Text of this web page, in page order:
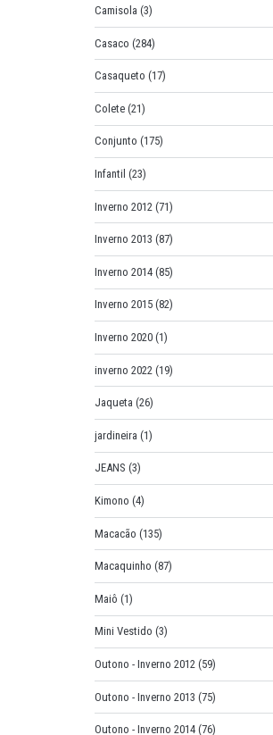
Camisola (3)
Casaco (284)
Casaqueto (17)
Colete (21)
Conjunto (175)
Infantil (23)
Inverno 2012 (71)
Inverno 2013 (87)
Inverno 2014 (85)
Inverno 2015 (82)
Inverno 2020 (1)
inverno 2022 (19)
Jaqueta (26)
jardineira (1)
JEANS (3)
Kimono (4)
Macacão (135)
Macaquinho (87)
Maiô (1)
Mini Vestido (3)
Outono - Inverno 2012 (59)
Outono - Inverno 2013 (75)
Outono - Inverno 2014 (76)